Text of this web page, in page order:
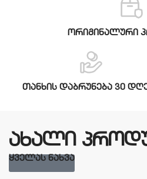
ორიგინალური
თანხის დაბრუნება 30
ახალი
ᲧᲕᲔᲚᲐᲡ ᲜᲐᲮᲕᲐ